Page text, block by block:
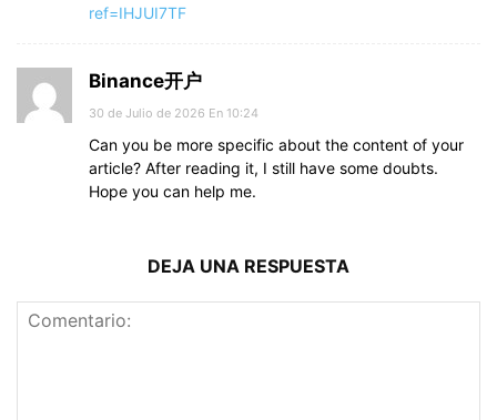
ref=IHJUI7TF
Binance开户
30 de Julio de 2026 En 10:24
Can you be more specific about the content of your
article? After reading it, I still have some doubts.
Hope you can help me.
DEJA UNA RESPUESTA